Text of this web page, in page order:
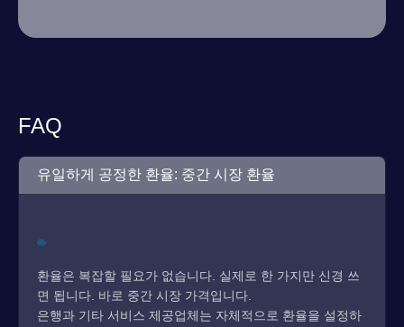
FAQ
유일하게 공정한 환율: 중간 시장 환율
환율은 복잡할 필요가 없습니다. 실제로 한 가지만 신경 쓰
면 됩니다. 바로 중간 시장 가격입니다.
은행과 기타 서비스 제공업체는 자체적으로 환율을 설정하